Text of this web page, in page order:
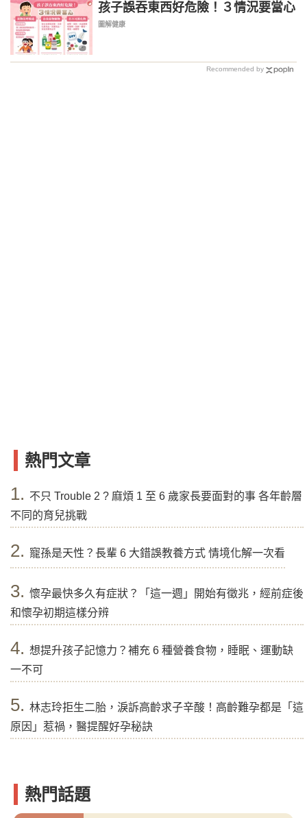
孩子誤吞東西好危險！３情況要當心
圖解健康
Recommended by
熱門文章
1. 不只 Trouble 2 ? 麻煩 1 至 6 歲家長要面對的事 各年齡層
不同的育兒挑戰
2. 寵孫是天性？長輩 6 大錯誤教養方式 情境化解一次看
3. 懷孕最快多久有症狀？「這一週」開始有徵兆，經前症後
和懷孕初期這樣分辨
4. 想提升孩子記憶力？補充 6 種營養食物，睡眠、運動缺
一不可
5. 林志玲拒生二胎，淚訴高齡求子辛酸！高齡難孕都是「這
原因」惹禍，醫提醒好孕秘訣
熱門話題